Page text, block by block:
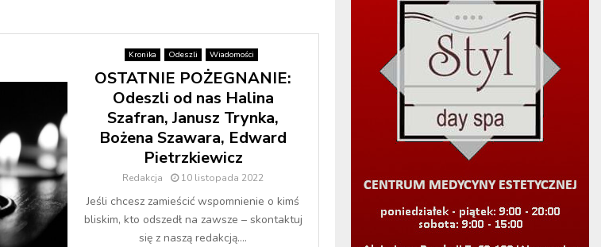
Kronika Odeszli Wiadomości
OSTATNIE POŻEGNANIE:
Odeszli od nas Halina
Szafran, Janusz Trynka,
Bożena Szawara, Edward
Pietrzkiewicz
Redakcja 10 listopada 2022
Jeśli chcesz zamieścić wspomnienie o kimś
bliskim, kto odszedł na zawsze – skontaktuj
się z naszą redakcją....